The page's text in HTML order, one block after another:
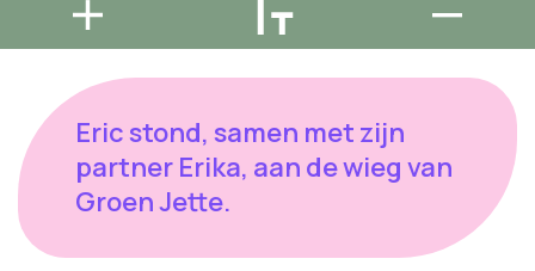
Eric stond, samen met zijn
partner Erika, aan de wieg van
Groen Jette.